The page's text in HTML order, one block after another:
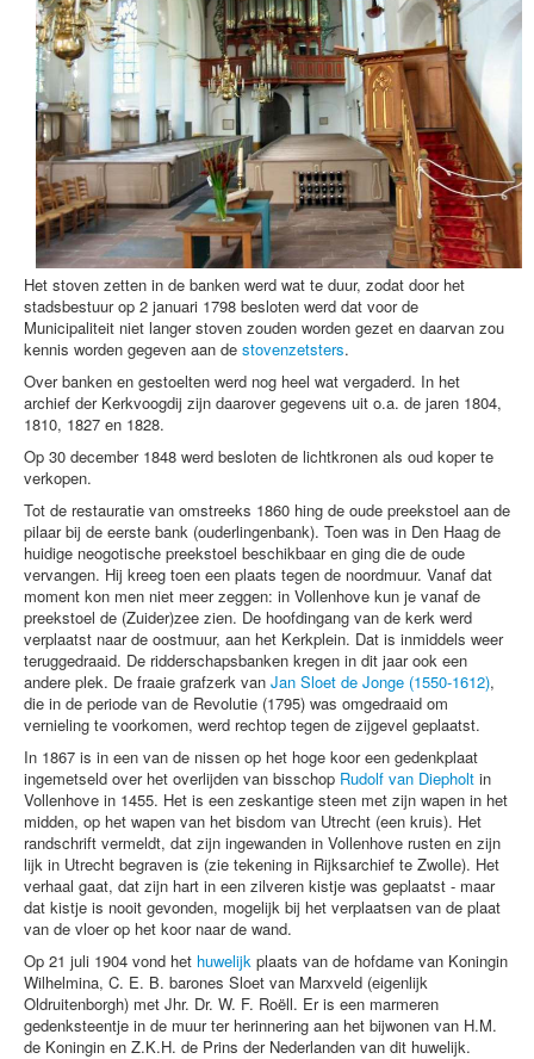
Het stoven zetten in de banken werd wat te duur, zodat door het
stadsbestuur op 2 januari 1798 besloten werd dat voor de
Municipaliteit niet langer stoven zouden worden gezet en daarvan zou
kennis worden gegeven aan de stovenzetsters.
Over banken en gestoelten werd nog heel wat vergaderd. In het
archief der Kerkvoogdij zijn daarover gegevens uit o.a. de jaren 1804,
1810, 1827 en 1828.
Op 30 december 1848 werd besloten de lichtkronen als oud koper te
verkopen.
Tot de restauratie van omstreeks 1860 hing de oude preekstoel aan de
pilaar bij de eerste bank (ouderlingenbank). Toen was in Den Haag de
huidige neogotische preekstoel beschikbaar en ging die de oude
vervangen. Hij kreeg toen een plaats tegen de noordmuur. Vanaf dat
moment kon men niet meer zeggen: in Vollenhove kun je vanaf de
preekstoel de (Zuider)zee zien. De hoofdingang van de kerk werd
verplaatst naar de oostmuur, aan het Kerkplein. Dat is inmiddels weer
teruggedraaid. De ridderschapsbanken kregen in dit jaar ook een
andere plek. De fraaie grafzerk van Jan Sloet de Jonge (1550-1612),
die in de periode van de Revolutie (1795) was omgedraaid om
vernieling te voorkomen, werd rechtop tegen de zijgevel geplaatst.
In 1867 is in een van de nissen op het hoge koor een gedenkplaat
ingemetseld over het overlijden van bisschop Rudolf van Diepholt in
Vollenhove in 1455. Het is een zeskantige steen met zijn wapen in het
midden, op het wapen van het bisdom van Utrecht (een kruis). Het
randschrift vermeldt, dat zijn ingewanden in Vollenhove rusten en zijn
lijk in Utrecht begraven is (zie tekening in Rijksarchief te Zwolle). Het
verhaal gaat, dat zijn hart in een zilveren kistje was geplaatst - maar
dat kistje is nooit gevonden, mogelijk bij het verplaatsen van de plaat
van de vloer op het koor naar de wand.
Op 21 juli 1904 vond het huwelijk plaats van de hofdame van Koningin
Wilhelmina, C. E. B. barones Sloet van Marxveld (eigenlijk
Oldruitenborgh) met Jhr. Dr. W. F. Roëll. Er is een marmeren
gedenksteentje in de muur ter herinnering aan het bijwonen van H.M.
de Koningin en Z.K.H. de Prins der Nederlanden van dit huwelijk.